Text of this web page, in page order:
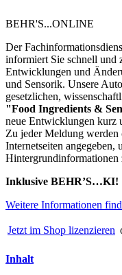
BEHR'S...ONLINE
Der
informiert Sie schnell und
Entwicklungen und
und Sensorik. Unsere
gesetzlichen,
"Food Ingredients &
neue Entwicklungen kurz
Zu jeder Meldung werden
Internetseiten angegeben,
Hintergrundinformationen
Inklusive BEHR’S…KI!
Weitere Informationen
Jetzt im Shop lizenzieren
Inhalt